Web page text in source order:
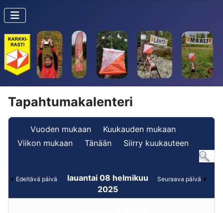
Tapahtumakalenteri
Vuoden mukaan
Kuukauden mukaan
Viikon mukaan
Tänään Siirry kuukauteen
Edeltävä päivä
lauantai 08 helmikuu
2025
Seuraava päivä